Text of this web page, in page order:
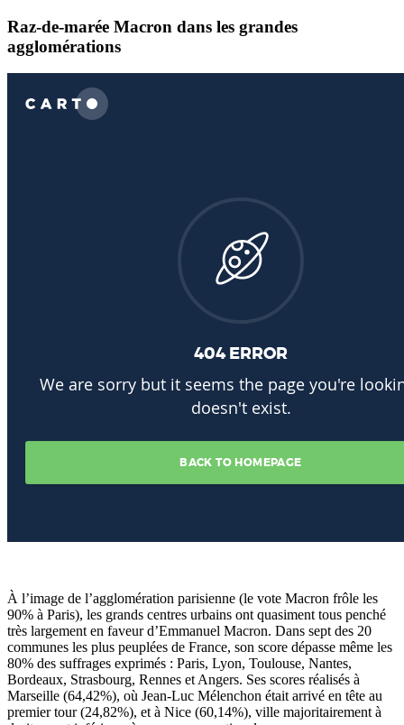
Raz-de-marée Macron dans les grandes
agglomérations
À l’image de l’agglomération parisienne (le vote Macron frôle les
90% à Paris), les grands centres urbains ont quasiment tous penché
très largement en faveur d’Emmanuel Macron. Dans sept des 20
communes les plus peuplées de France, son score dépasse même les
80% des suffrages exprimés : Paris, Lyon, Toulouse, Nantes,
Bordeaux, Strasbourg, Rennes et Angers. Ses scores réalisés à
Marseille (64,42%), où Jean-Luc Mélenchon était arrivé en tête au
premier tour (24,82%), et à Nice (60,14%), ville majoritairement à